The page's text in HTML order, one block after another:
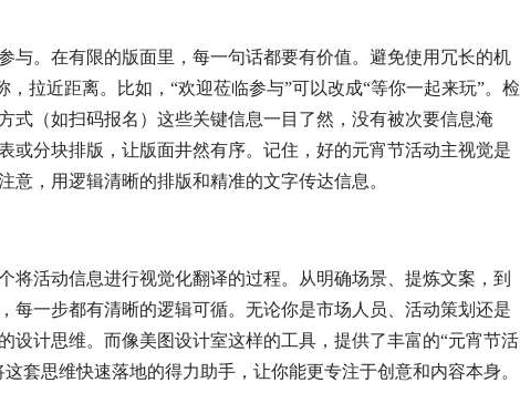
与。在有限的版面里，每一句话都要有价值。避免使用冗长的机
，拉近距离。比如，“欢迎莅临参与”可以改成“等你一起来玩”。检
式（如扫码报名）这些关键信息一目了然，没有被次要信息淹
或分块排版，让版面井然有序。记住，好的元宵节活动主视觉是
意，用逻辑清晰的排版和精准的文字传达信息。
将活动信息进行视觉化翻译的过程。从明确场景、提炼文案，到
每一步都有清晰的逻辑可循。无论你是市场人员、活动策划还是
设计思维。而像美图设计室这样的工具，提供了丰富的“元宵节活
套思维快速落地的得力助手，让你能更专注于创意和内容本身。